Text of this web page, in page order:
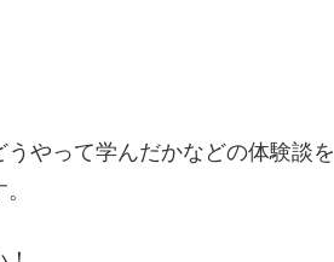
やって学んだかなどの体験談を